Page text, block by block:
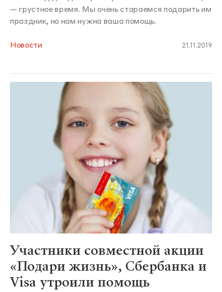
— грустное время. Мы очень стараемся подарить им
праздник, но нам нужна ваша помощь.
Новости 21.11.2019
Участники совместной акции
«Подари жизнь», Сбербанка и
Visa утроили помощь